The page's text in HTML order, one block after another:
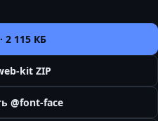
2 115 КБ
kit ZIP
@font-face